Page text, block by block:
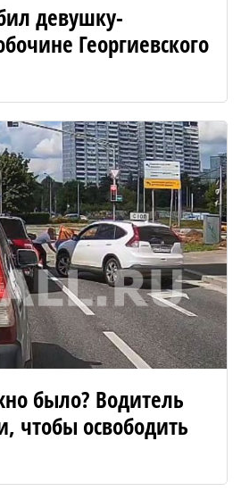
девушку-
Георгиевского
было? Водитель
чтобы освободить